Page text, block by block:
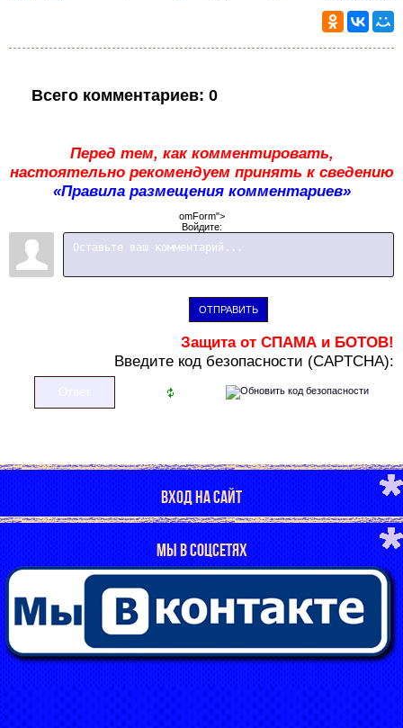
Всего комментариев: 0
Перед тем, как комментировать,
настоятельно рекомендуем принять к сведению
«Правила размещения комментариев»
omForm">
Войдите:
ОТПРАВИТЬ
Защита от СПАМА и БОТОВ!
Введите код безопасности (CAPTCHA):
ВХОД НА САЙТ
МЫ В СОЦСЕТЯХ